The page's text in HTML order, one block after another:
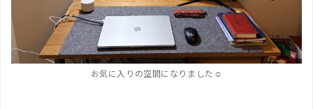
お気に入りの空間になりました☺️